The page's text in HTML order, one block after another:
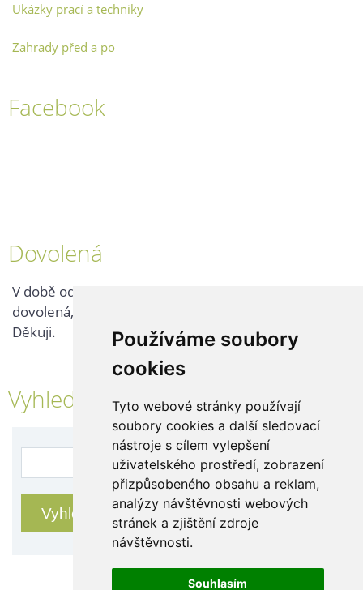
Používáme soubory
cookies
Tyto webové stránky používají
soubory cookies a další sledovací
nástroje s cílem vylepšení
uživatelského prostředí, zobrazení
přizpůsobeného obsahu a reklam,
analýzy návštěvnosti webových
stránek a zjištění zdroje
návštěvnosti.
Souhlasím
Ukázky prací a techniky
Zahrady před a po
Facebook
Dovolená
V době od 25. 7. - 2. 8. 2026 probíhá v naší firmě
dovolená, kontaktujte nás až po jejím ukončení.
Děkuji.
Vyhledávání